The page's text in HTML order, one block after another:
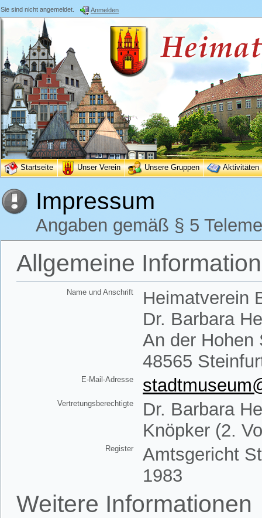
Sie sind nicht angemeldet. Anmelden
Startseite Unser Verein Unsere Gruppen Aktivitäten
Impressum
Angaben gemäß § 5
Allgemeine
Name und Anschrift
Heimatverein
Dr. Barbara
An der Hohen
48565
E-Mail-Adresse
Vertretungsberechtigte
Dr. Barbara
Knöpker (2.
Register
Amtsgericht
1983
Weitere Informationen